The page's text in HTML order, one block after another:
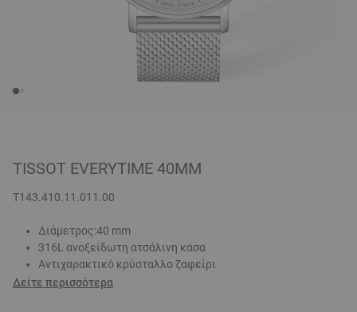
TISSOT EVERYTIME 40MM
T143.410.11.011.00
Διάμετρος:40 mm
316L ανοξείδωτη ατσάλινη κάσα
Αντιχαρακτικό κρύσταλλο ζαφείρι
Δείτε περισσότερα